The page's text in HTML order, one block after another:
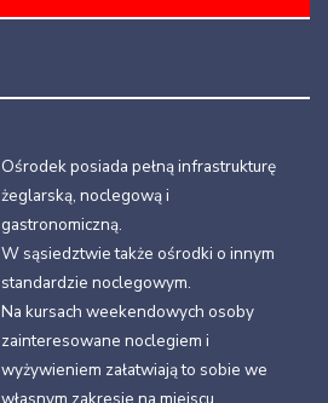
Ośrodek posiada pełną infrastrukturę
żeglarską, noclegową i
gastronomiczną.
W sąsiedztwie także ośrodki o innym
standardzie noclegowym.
Na kursach weekendowych osoby
zainteresowane noclegiem i
wyżywieniem załatwiają to sobie we